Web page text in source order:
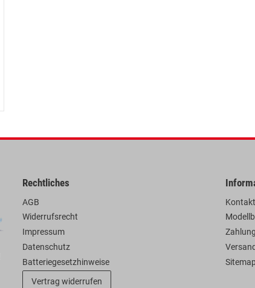
Rechtliches
AGB
Widerrufsrecht
Impressum
Datenschutz
Batteriegesetzhinweise
Vertrag widerrufen
Kontakt
Sitemap